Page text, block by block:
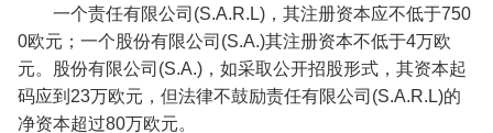
一个责任有限公司(S.A.R.L)，其注册资本应不低于750
0欧元；一个股份有限公司(S.A.)其注册资本不低于4万欧
元。股份有限公司(S.A.)，如采取公开招股形式，其资本起
码应到23万欧元，但法律不鼓励责任有限公司(S.A.R.L)的
净资本超过80万欧元。